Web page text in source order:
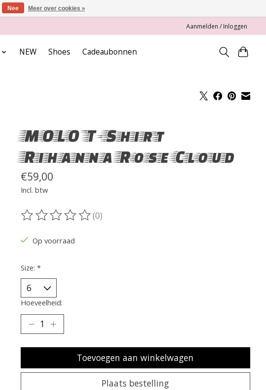
Aanmelden / Inloggen
NEW Shoes Cadeaubonnen
MOLO T-Shirt
Rihanna Rose Cloud
€59,00
Incl. btw
De beoordeling van dit product is
(0)
Op voorraad
Size: *
Hoeveelheid:
Toevoegen aan winkelwagen
Plaats bestelling
Nee Meer over cookies »